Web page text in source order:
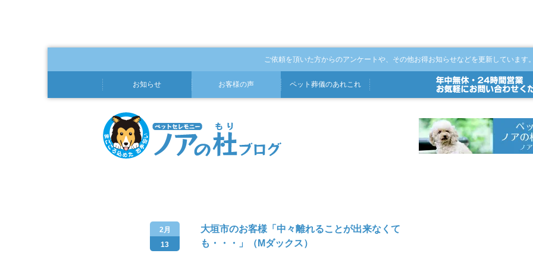
ご依頼を頂いた方からのアンケートや、その他お得お知らせなどを更新しています
お知らせ お客様の声 ペット 葬儀のあれこれ
2月
13
大垣市のお客様「中々離れることが出来なくて
も・・・」（Mダックス）